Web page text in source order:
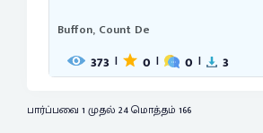
Buffon, Count De
373 | 0 | 0 | 3
பார்ப்பவை 1 முதல் 24 மொத்தம் 166